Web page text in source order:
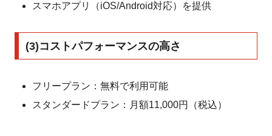
スマホアプリ（iOS/Android対応）を提供
(3)コストパフォーマンスの高さ
フリープラン：無料で利用可能
スタンダードプラン：月額11,000円（税込）